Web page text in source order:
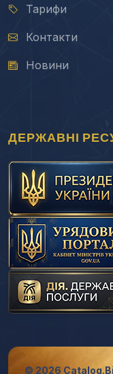
Тарифи
Контакти
Новини
ДЕРЖАВНІ
© 2026